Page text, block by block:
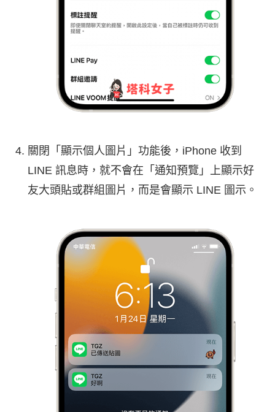
關閉「顯示個人圖片」功能後，iPhone 收到
LINE 訊息時，就不會在「通知預覽」上顯示好
友大頭貼或群組圖片，而是會顯示 LINE 圖示。